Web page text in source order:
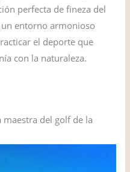
perfecta de fineza del
entorno armonioso
el deporte que
con la naturaleza.
maestra del golf de la